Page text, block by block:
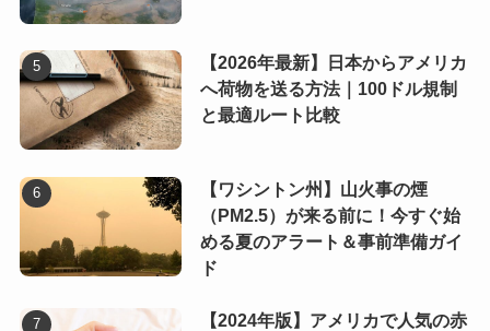
【2026年最新】日本からアメリカ
へ荷物を送る方法｜100ドル規制
と最適ルート比較
【ワシントン州】山火事の煙
（PM2.5）が来る前に！今すぐ始
める夏のアラート＆事前準備ガイ
ド
【2024年版】アメリカで人気の赤